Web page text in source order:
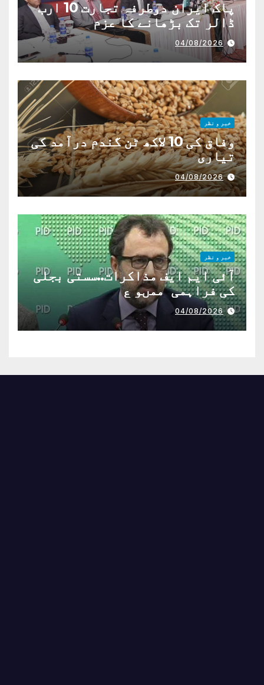
پاک ایران دوطرفہ تجارت 10 ارب
ڈالر تک بڑھانے کا عزم
04/08/2026
خبر و نظر
وفاق کی 10 لاکھ ٹن گندم درآمد کی
تیاری
04/08/2026
خبر و نظر
آئی ایم ایف مذاکرات..سستی بجلی
کی فراہمی ممںو ع
04/08/2026